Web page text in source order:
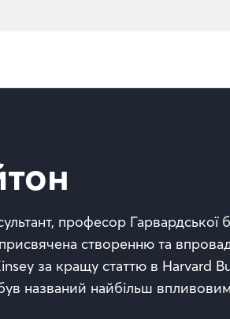
професор Гарвардської
створенню та
за кращу статтю в Harvard
названий найбільш